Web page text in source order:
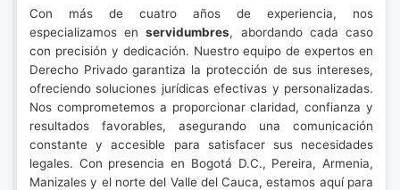
Con más de cuatro años de experiencia, nos
especializamos enservidumbres, abordando cada caso
con precisión y dedicación. Nuestro equipo de expertos en
Derecho Privado garantiza la protección de sus intereses,
ofreciendo soluciones jurídicas efectivas y personalizadas.
Nos comprometemos a proporcionar claridad, confianza y
resultados favorables, asegurando una comunicación
constante y accesible para satisfacer sus necesidades
legales. Con presencia en Bogotá D.C., Pereira, Armenia,
Manizales y el norte del Valle del Cauca, estamos aquí para